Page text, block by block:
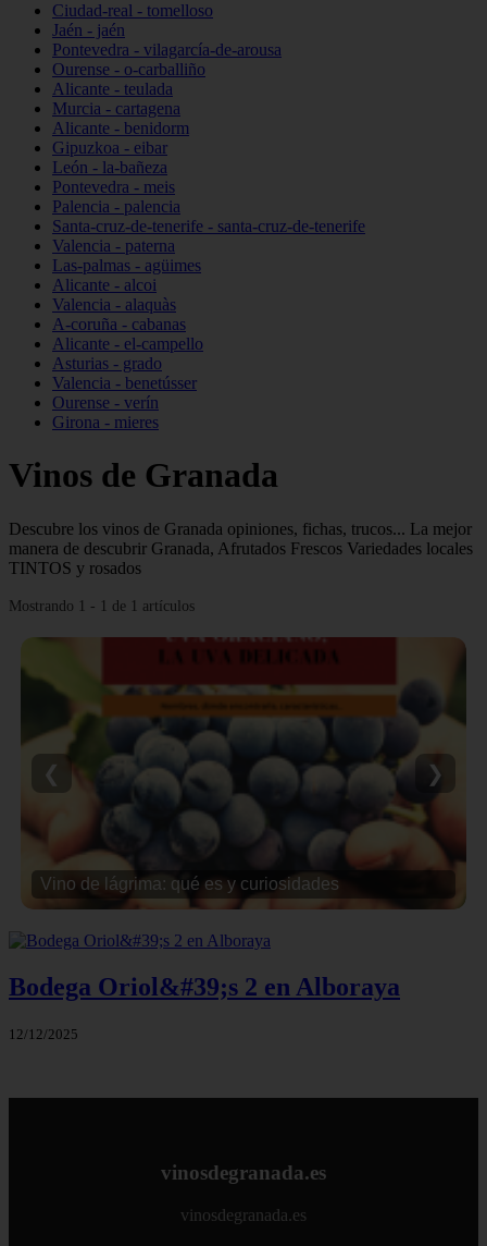
Ciudad-real - tomelloso
Jaén - jaén
Pontevedra - vilagarcía-de-arousa
Ourense - o-carballiño
Alicante - teulada
Murcia - cartagena
Alicante - benidorm
Gipuzkoa - eibar
León - la-bañeza
Pontevedra - meis
Palencia - palencia
Santa-cruz-de-tenerife - santa-cruz-de-tenerife
Valencia - paterna
Las-palmas - agüimes
Alicante - alcoi
Valencia - alaquàs
A-coruña - cabanas
Alicante - el-campello
Asturias - grado
Valencia - benetússer
Ourense - verín
Girona - mieres
Vinos de Granada
Descubre los vinos de Granada opiniones, fichas, trucos... La mejor
manera de descubrir Granada, Afrutados Frescos Variedades locales
TINTOS y rosados
Mostrando 1 - 1 de 1 artículos
Vino de lágrima: qué es y curiosidades
❮ ❯
Bodega Oriol&#39;s 2 en Alboraya
12/12/2025
vinosdegranada.es
vinosdegranada.es